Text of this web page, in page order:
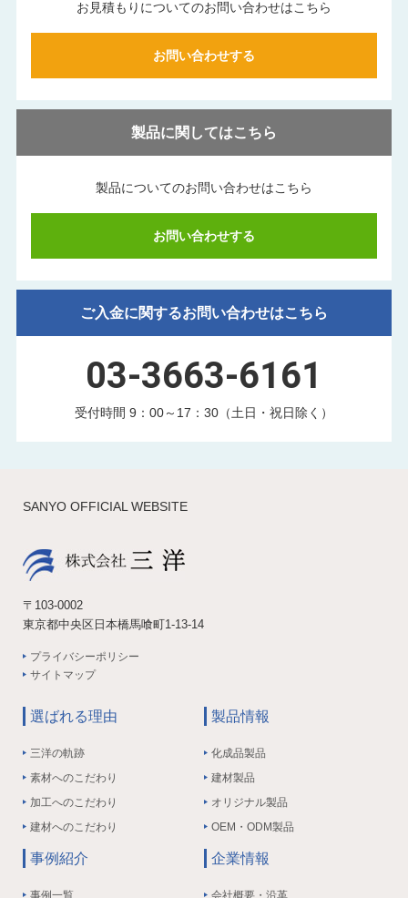
お見積もりについてのお問い合わせはこちら
お問い合わせする
製品に関してはこちら
製品についてのお問い合わせはこちら
お問い合わせする
ご入金に関するお問い合わせはこちら
03-3663-6161
受付時間 9：00～17：30（土日・祝日除く）
SANYO OFFICIAL WEBSITE
〒103-0002
東京都中央区日本橋馬喰町1-13-14
プライバシーポリシー
サイトマップ
選ばれる理由
三洋の軌跡
素材へのこだわり
加工へのこだわり
建材へのこだわり
製品情報
化成品製品
建材製品
オリジナル製品
OEM・ODM製品
事例紹介
事例一覧
企業情報
会社概要・沿革